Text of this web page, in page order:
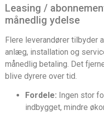
Leasing /
månedlig ydelse
Flere leverandører tilbyder
anlæg, installation og
månedlig betaling. Det
blive dyrere over tid.
Fordele: Ingen stor
indbygget, mindre